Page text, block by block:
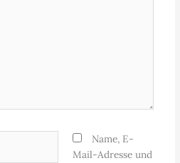
Name, E-
Mail-Adresse und